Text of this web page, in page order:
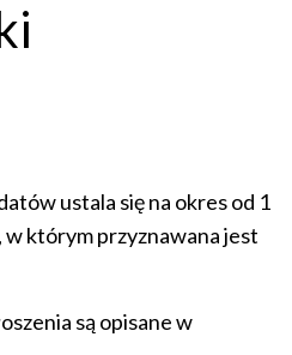
ustala się na okres od 1
w którym przyznawana jest
są opisane w